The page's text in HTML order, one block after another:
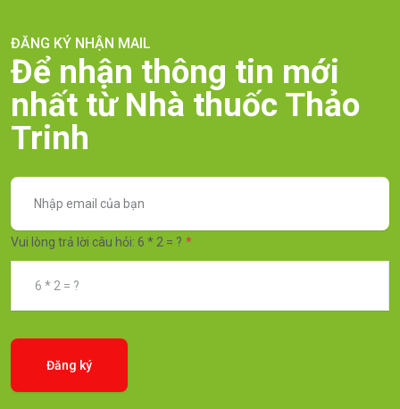
ĐĂNG KÝ NHẬN MAIL
Để nhận thông tin mới
nhất từ Nhà thuốc Thảo
Trinh
Vui lòng trả lời câu hỏi: 6 * 2 = ?
Đăng ký